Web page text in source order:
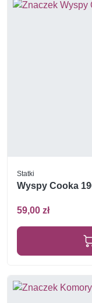
Statki
Wyspy Cooka
59,00 zł